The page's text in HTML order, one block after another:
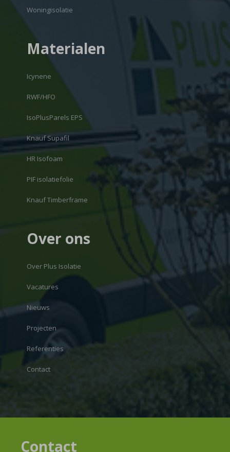
Woningisolatie
Materialen
Icynene
RWF/HFO
IsoPlusParels EPS
Knauf Supafil
HR Isofoam
PIF isolatiefolie
Knauf Timberframe
Over ons
Over Plus Isolatie
Vacatures
Nieuws
Projecten
Referenties
Contact
Contact